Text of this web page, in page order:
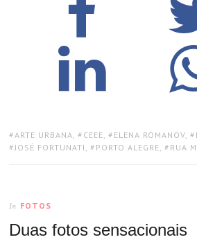
TAGS:
ARTE URBANA , CEEE , ELENA ROMANOV ,
JOSÉ FORTUNATI , PORTO ALEGRE , RUA
In FOTOS
Duas fotos sensacionais